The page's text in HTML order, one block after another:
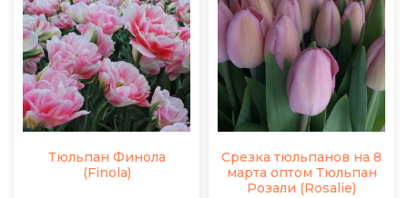
Тюльпан Финола
(Finola)
Срезка тюльпанов на 8
марта оптом Тюльпан
Розали (Rosalie)